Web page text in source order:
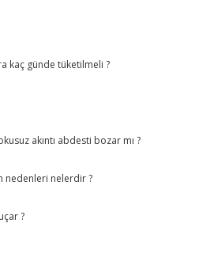
kaç günde tüketilmeli ?
akıntı abdesti bozar mı ?
nedenleri nelerdir ?
?